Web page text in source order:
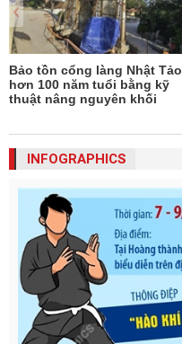
Bảo tồn cổng làng Nhật Tảo
hơn 100 năm tuổi bằng kỹ
thuật nâng nguyên khối
INFOGRAPHICS